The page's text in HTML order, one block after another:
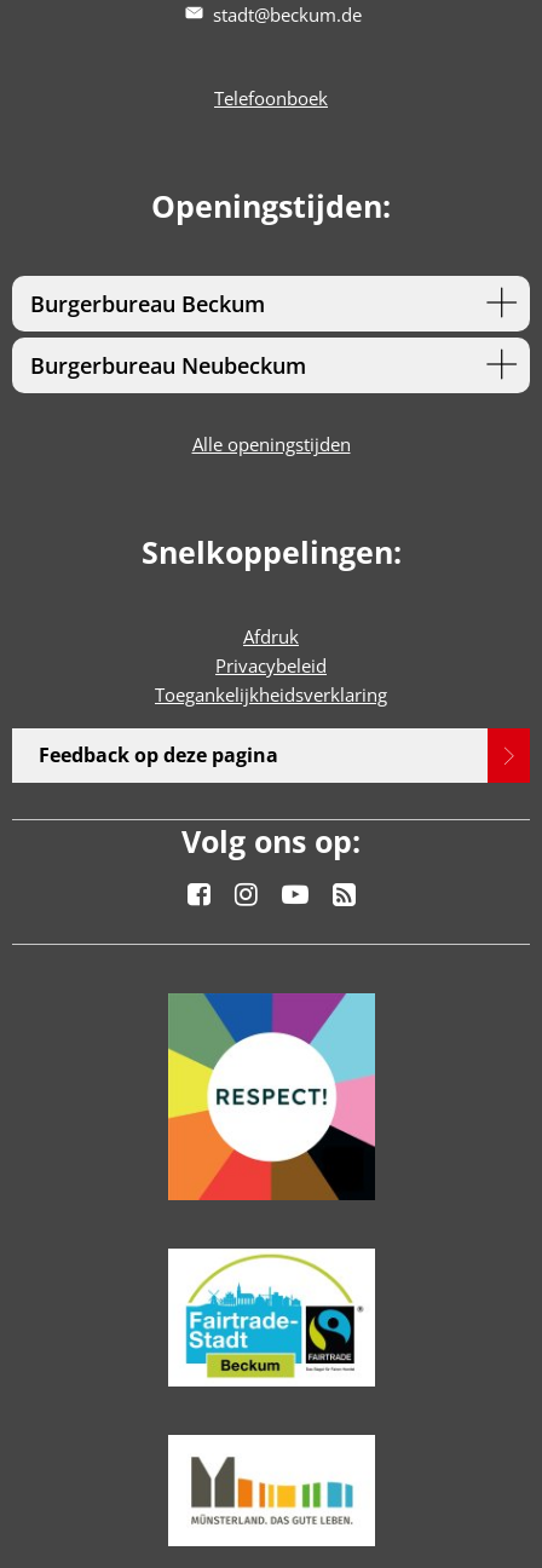
stadt@beckum.de
Telefoonboek
Openingstijden:
Burgerbureau Beckum
Burgerbureau Neubeckum
Alle openingstijden
Snelkoppelingen:
Afdruk
Privacybeleid
Toegankelijkheidsverklaring
Feedback op deze pagina
Volg ons op: